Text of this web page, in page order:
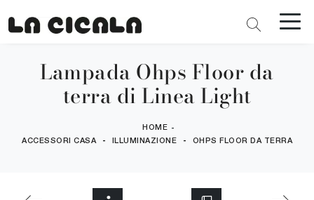
Lampada Ohps Floor da
terra di Linea Light
HOME -
ACCESSORI CASA - ILLUMINAZIONE - OHPS FLOOR DA TERRA